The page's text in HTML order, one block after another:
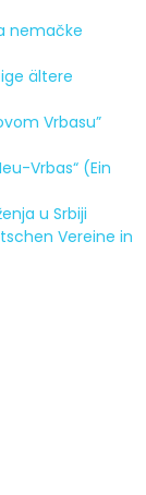
ältere
Vrbas“ (Ein
Vereine in